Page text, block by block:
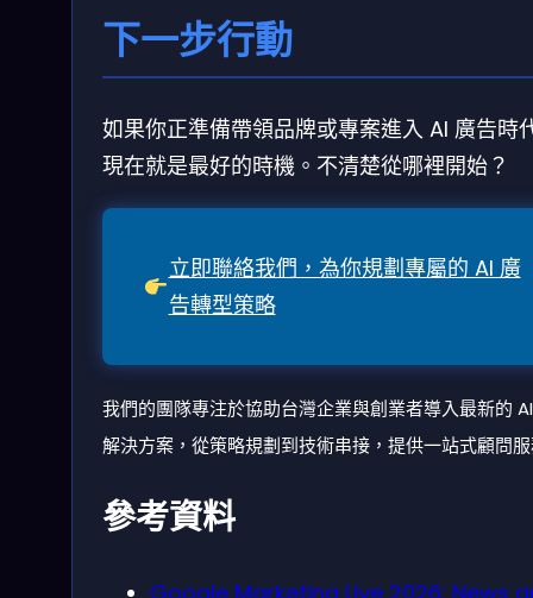
下一步行動
如果你正準備帶領品牌或專案進入 AI 廣告時
現在就是最好的時機。不清楚從哪裡開始？
立即聯絡我們，為你規劃專屬的 AI 廣
告轉型策略
我們的團隊專注於協助台灣企業與創業者導入最新的
解決方案，從策略規劃到技術串接，提供一站式顧問
參考資料